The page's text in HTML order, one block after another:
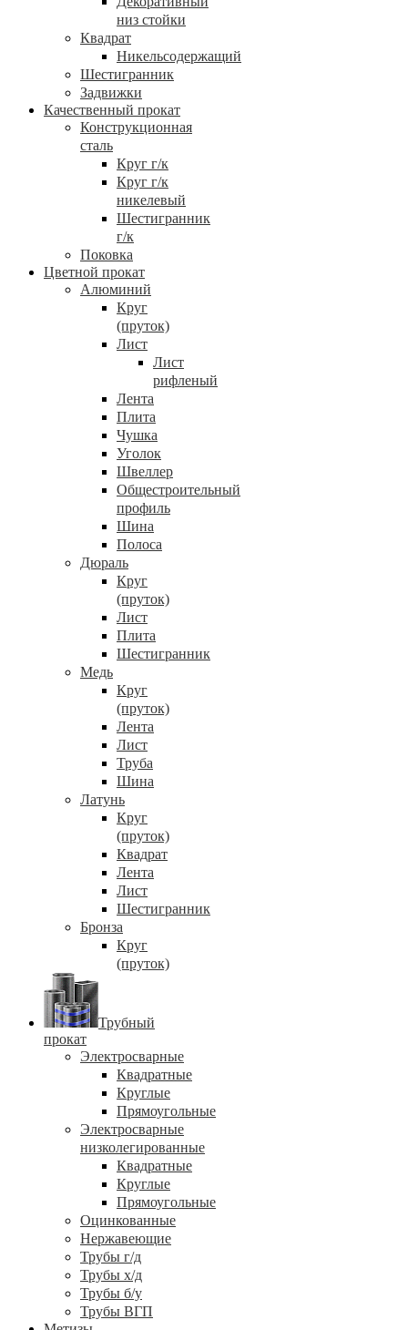
низ стойки
Квадрат
Никельсодержащий
Шестигранник
Задвижки
Качественный прокат
Конструкционная
сталь
Круг г/к
Круг г/к
никелевый
Шестигранник
г/к
Поковка
Цветной прокат
Алюминий
Круг
(пруток)
Лист
Лист
рифленый
Лента
Плита
Чушка
Уголок
Швеллер
Общестроительный
профиль
Шина
Полоса
Дюраль
Круг
(пруток)
Лист
Плита
Шестигранник
Медь
Круг
(пруток)
Лента
Лист
Труба
Шина
Латунь
Круг
(пруток)
Квадрат
Лента
Лист
Шестигранник
Бронза
Круг
(пруток)
Трубный
прокат
Электросварные
Квадратные
Круглые
Прямоугольные
Электросварные
низколегированные
Квадратные
Круглые
Прямоугольные
Оцинкованные
Нержавеющие
Трубы г/д
Трубы х/д
Трубы б/у
Трубы ВГП